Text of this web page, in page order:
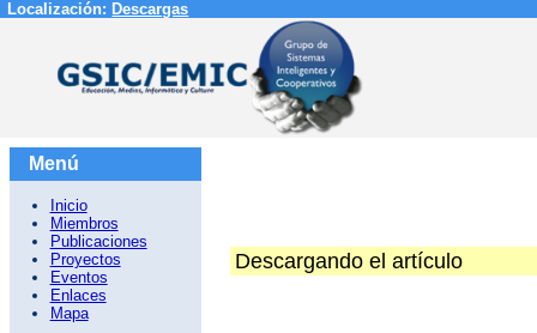
Localización: Descargas
Menú
Inicio
Miembros
Publicaciones
Proyectos
Eventos
Enlaces
Mapa
Descargando el artículo